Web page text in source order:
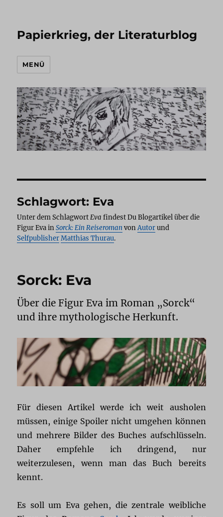
Papierkrieg, der Literaturblog
MENÜ
Schlagwort: Eva
Unter dem SchlagwortEva findest Du Blogartikel über die
Figur Eva inSorck: Ein ReiseromanvonAutorund
Selfpublisher Matthias Thurau.
Sorck: Eva
Über die Figur Eva im Roman „Sorck“
und ihre mythologische Herkunft.
Für diesen Artikel werde ich weit ausholen
müssen, einige Spoiler nicht umgehen können
und mehrere Bilder des Buches aufschlüsseln.
Daher empfehle ich dringend, nur
weiterzulesen, wenn man das Buch bereits
kennt.
Es soll um Eva gehen, die zentrale weibliche